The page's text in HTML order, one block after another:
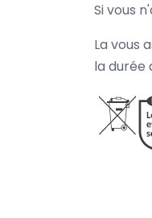
Si vous
La vous
la durée